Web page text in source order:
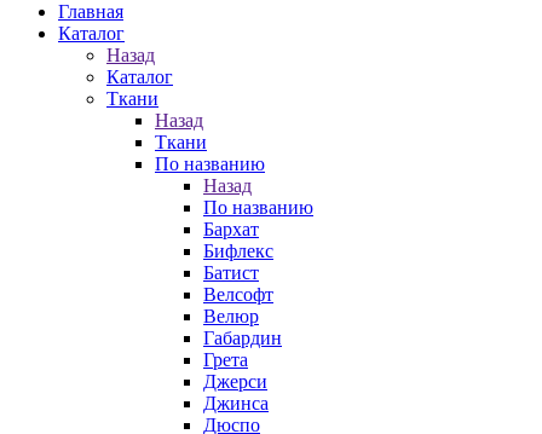
Главная
Каталог
Назад
Каталог
Ткани
Назад
Ткани
По названию
Назад
По названию
Бархат
Бифлекс
Батист
Велсофт
Велюр
Габардин
Грета
Джерси
Джинса
Дюспо